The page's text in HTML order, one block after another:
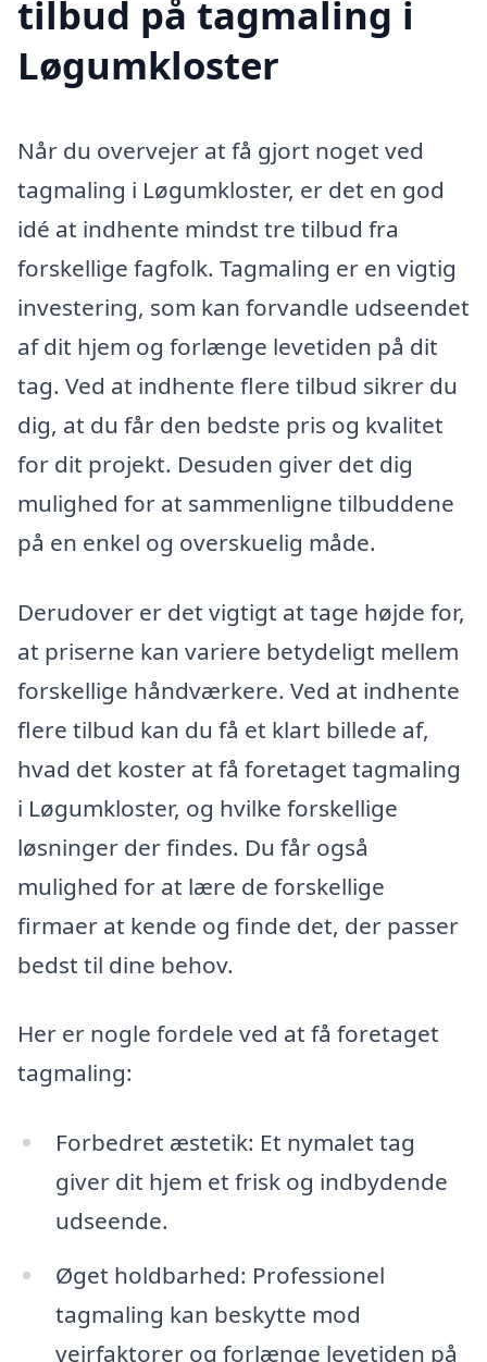
tilbud på tagmaling i
Løgumkloster
Når du overvejer at få gjort noget ved
tagmaling i Løgumkloster, er det en god
idé at indhente mindst tre tilbud fra
forskellige fagfolk. Tagmaling er en vigtig
investering, som kan forvandle udseendet
af dit hjem og forlænge levetiden på dit
tag. Ved at indhente flere tilbud sikrer du
dig, at du får den bedste pris og kvalitet
for dit projekt. Desuden giver det dig
mulighed for at sammenligne tilbuddene
på en enkel og overskuelig måde.
Derudover er det vigtigt at tage højde for,
at priserne kan variere betydeligt mellem
forskellige håndværkere. Ved at indhente
flere tilbud kan du få et klart billede af,
hvad det koster at få foretaget tagmaling
i Løgumkloster, og hvilke forskellige
løsninger der findes. Du får også
mulighed for at lære de forskellige
firmaer at kende og finde det, der passer
bedst til dine behov.
Her er nogle fordele ved at få foretaget
tagmaling:
Forbedret æstetik: Et nymalet tag
giver dit hjem et frisk og indbydende
udseende.
Øget holdbarhed: Professionel
tagmaling kan beskytte mod
vejrfaktorer og forlænge levetiden på